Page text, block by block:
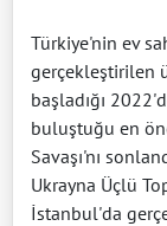
Türkiye'nin ev
gerçekleştirilen
başladığı
buluştuğu en
Savaşı'nı
Ukrayna Üçlü
İstanbul'da